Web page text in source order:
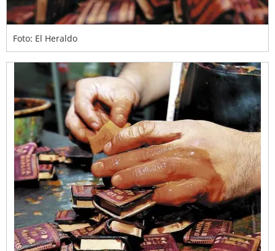
Foto: El Heraldo